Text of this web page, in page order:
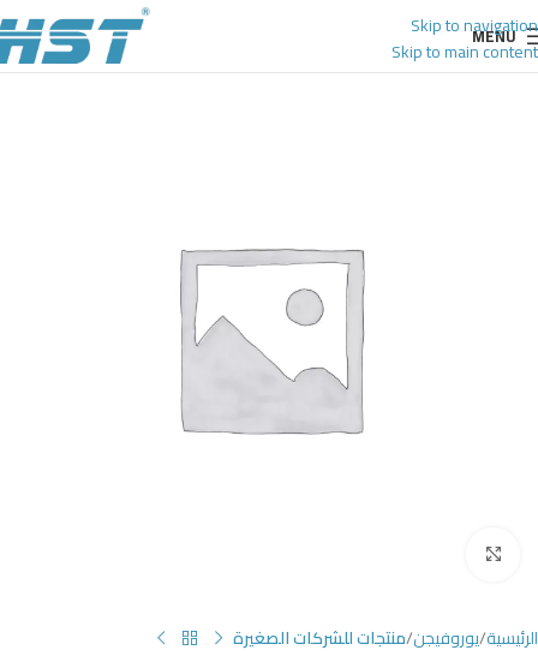
Skip to navigation
Skip to main content
MENU
الرئيسية يوروفيجن منتجات للشركات الصغيرة